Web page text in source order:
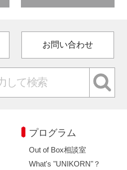
お問い合わせ
プログラム
Out of Box相談室
What's "UNIKORN"？